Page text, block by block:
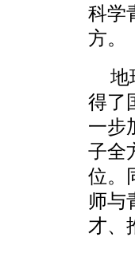
科学
方。
地
得了
一步
子全
位。
师与
才、